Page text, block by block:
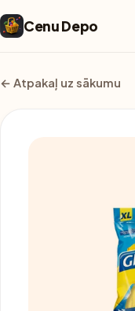
Cenu Depo
← Atpakaļ uz sākumu